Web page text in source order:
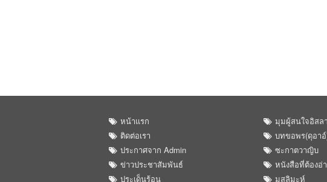
หน้าแรก
ติดต่อเรา
ประกาศจาก Admin
ข่าวประชาสัมพันธ์
ประเด็นร้อน
มุมผู้สนใจอิสล
บทขอพร(ดุอา
ซะกาตวาญิบ
หนังสือที่ต้องอ่
มุสลิมะห์